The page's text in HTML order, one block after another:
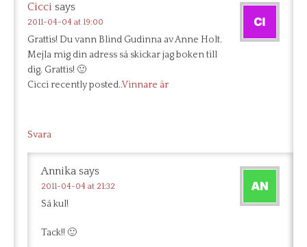
Cicci says
2011-04-04 at 19:00
Grattis! Du vann Blind Gudinna av Anne Holt.
Mejla mig din adress så skickar jag boken till
dig. Grattis! 🙂
Cicci recently posted..Vinnare är
Svara
Annika says
2011-04-04 at 21:32
Så kul!
Tack!! 🙂